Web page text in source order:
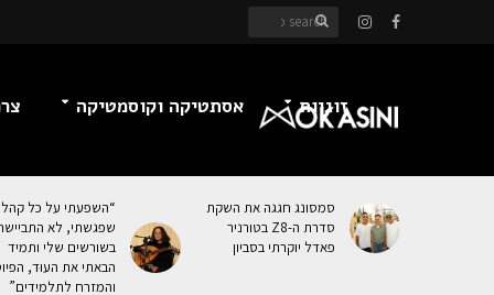
זוגיות אסתטיקה וקוסמטיקה
סמסונג חגגה את השקת
סדרת ה-Z8 בטורניר
פאדל יוקרתי בסביון
“השפעתי על כל קהל
שפגשתי, לא
בשורשים שלי ותמיד
הבאתי את העוּד,
והמזרח לתלמידים”